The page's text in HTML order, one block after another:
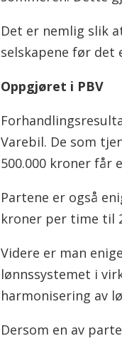
Det er nemlig slik
selskapene før det
Oppgjøret i PBV
Varebil. De som
500.000 kroner får
Partene er også
kroner per time til
Videre er man
lønnssystemet i
harmonisering av
Dersom en av